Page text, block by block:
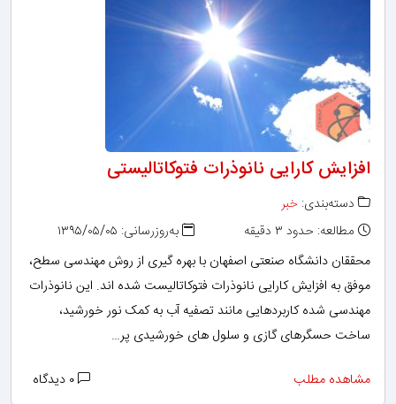
افزایش کارایی نانوذرات فتوکاتالیستی
دسته‌بندی: خبر
مطالعه: حدود ۳ دقیقه
به‌روزرسانی: ۱۳۹۵/۰۵/۰۵
محققان دانشگاه صنعتی اصفهان با بهره گیری از روش مهندسی سطح،
موفق به افزایش کارایی نانوذرات فتوکاتالیست شده اند. این نانوذرات
مهندسی شده کاربردهایی مانند تصفیه آب به کمک نور خورشید،
ساخت حسگرهای گازی و سلول های خورشیدی پر…
مشاهده مطلب